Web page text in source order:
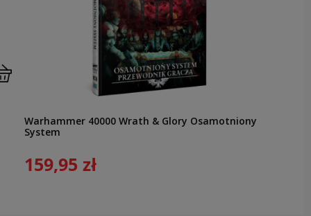
Warhammer 40000 Wrath & Glory Osamotniony
System
159,95 zł